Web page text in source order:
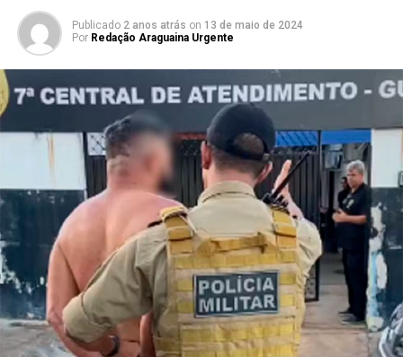
Publicado 2 anos atrás on 13 de maio de 2024
Por Redação Araguaina Urgente